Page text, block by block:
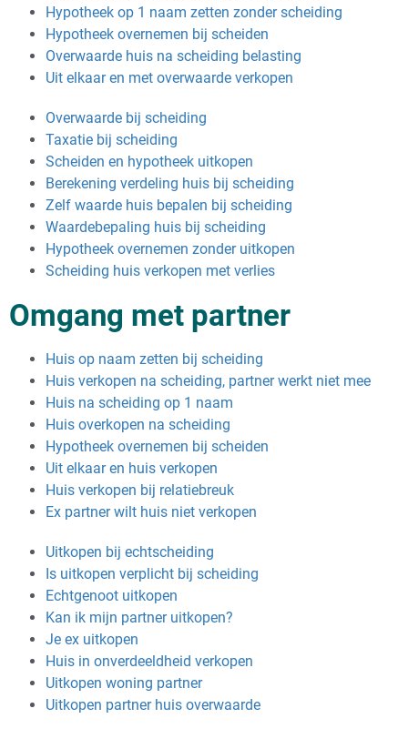
Hypotheek op 1 naam zetten zonder scheiding
Hypotheek overnemen bij scheiden
Overwaarde huis na scheiding belasting
Uit elkaar en met overwaarde verkopen
Overwaarde bij scheiding
Taxatie bij scheiding
Scheiden en hypotheek uitkopen
Berekening verdeling huis bij scheiding
Zelf waarde huis bepalen bij scheiding
Waardebepaling huis bij scheiding
Hypotheek overnemen zonder uitkopen
Scheiding huis verkopen met verlies
Omgang met partner
Huis op naam zetten bij scheiding
Huis verkopen na scheiding, partner werkt niet mee
Huis na scheiding op 1 naam
Huis overkopen na scheiding
Hypotheek overnemen bij scheiden
Uit elkaar en huis verkopen
Huis verkopen bij relatiebreuk
Ex partner wilt huis niet verkopen
Uitkopen bij echtscheiding
Is uitkopen verplicht bij scheiding
Echtgenoot uitkopen
Kan ik mijn partner uitkopen?
Je ex uitkopen
Huis in onverdeeldheid verkopen
Uitkopen woning partner
Uitkopen partner huis overwaarde